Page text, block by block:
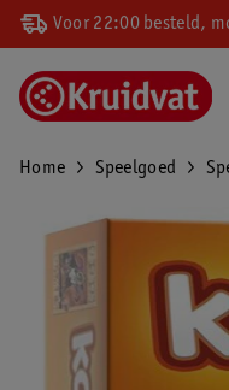
Voor 22:00 besteld,
Home Speelgoed